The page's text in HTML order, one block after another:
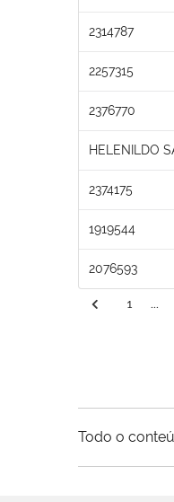
2314787
2257315
2376770
HELENILDO
2374175
1919544
2076593
1
Todo o